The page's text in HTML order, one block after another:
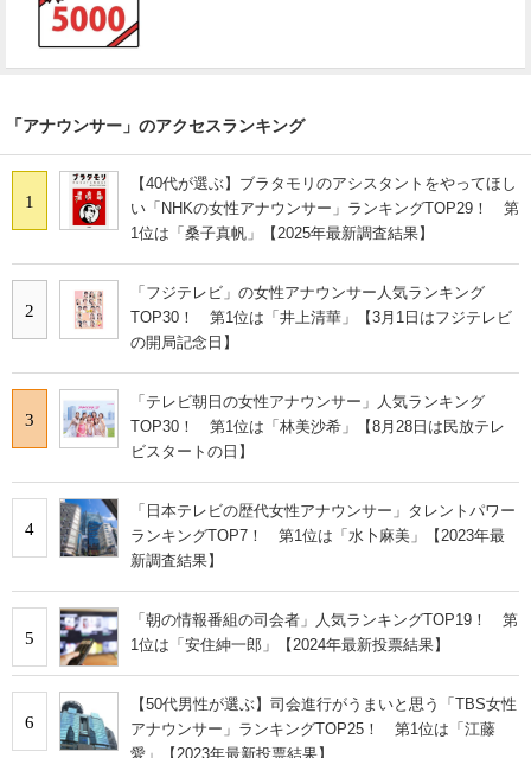
「アナウンサー」のアクセスランキング
1
【40代が選ぶ】ブラタモリのアシスタントをやってほし
い「NHKの女性アナウンサー」ランキングTOP29！ 第
1位は「桑子真帆」【2025年最新調査結果】
2
「フジテレビ」の女性アナウンサー人気ランキング
TOP30！ 第1位は「井上清華」【3月1日はフジテレビ
の開局記念日】
3
「テレビ朝日の女性アナウンサー」人気ランキング
TOP30！ 第1位は「林美沙希」【8月28日は民放テレ
ビスタートの日】
4
「日本テレビの歴代女性アナウンサー」タレントパワー
ランキングTOP7！ 第1位は「水卜麻美」【2023年最
新調査結果】
5
「朝の情報番組の司会者」人気ランキングTOP19！ 第
1位は「安住紳一郎」【2024年最新投票結果】
6
【50代男性が選ぶ】司会進行がうまいと思う「TBS女性
アナウンサー」ランキングTOP25！ 第1位は「江藤
愛」【2023年最新投票結果】